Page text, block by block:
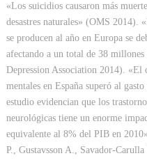
«Los suicidios causaron más
desastres naturales» (OMS 2014).
se producen al año en Europa se
afectando a un total de 38
Depression Association 2014). «El
mentales en España superó al
estudio evidencian que los
neurológicas tiene un enorme
equivalente al 8% del PIB en
P., Gustavsson A., Savador-